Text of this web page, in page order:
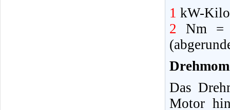
1 kW-
2 Nm =
Das
Motor